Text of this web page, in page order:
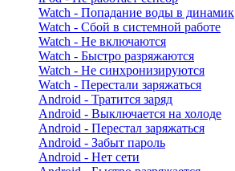
Watch - Попадание воды в динамик
Watch - Сбой в системной работе
Watch - Не включаются
Watch - Быстро разряжаются
Watch - Не синхронизируются
Watch - Перестали заряжаться
Android - Тратится заряд
Android - Выключается на холоде
Android - Перестал заряжаться
Android - Забыт пароль
Android - Нет сети